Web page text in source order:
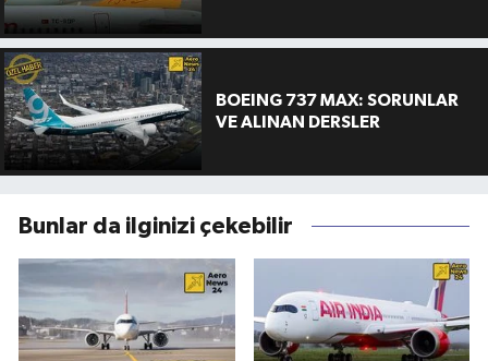
BOEING 737 MAX: SORUNLAR
VE ALINAN DERSLER
Bunlar da ilginizi çekebilir